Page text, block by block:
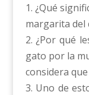
1. ¿Qué
margarita del
2. ¿Por qué
gato por la
considera
3. Uno de